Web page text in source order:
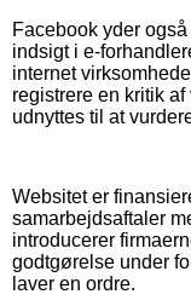
Facebook yder
indsigt i e-
internet
registrere en kritik
udnyttes til at
Websitet er
samarbejdsaftaler
introducerer
godtgørelse under
laver en ordre.